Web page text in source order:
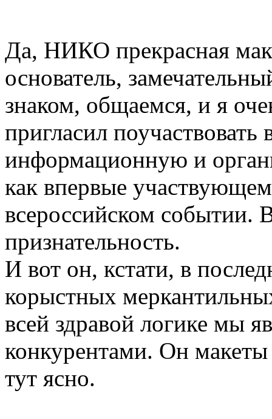
Да, НИКО прекрасная
основатель,
знаком, общаемся, и я
пригласил поучаствовать
информационную и
как впервые
всероссийском
признательность.
И вот он, кстати, в
корыстных
всей здравой логике мы
конкурентами. Он макеты
тут ясно.